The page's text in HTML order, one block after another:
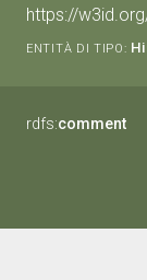
https://
ENTITÀ DI TIPO:
rdfs:comment